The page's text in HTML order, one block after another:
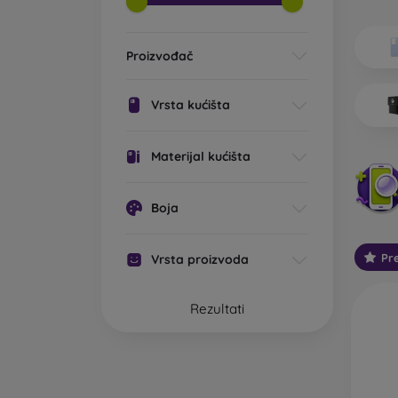
Proizvođač
Vrsta kućišta
Materijal kućišta
Boja
Vrsta proizvoda
Rezultati
Koje